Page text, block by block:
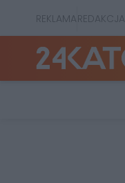
REKLAMAREDAKCJA